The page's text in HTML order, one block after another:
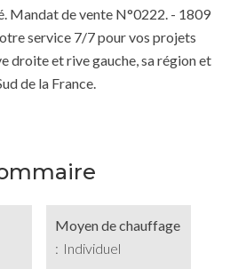
Mandat de vente N°0222. - 1809
service 7/7 pour vos projets
droite et rive gauche, sa région et
de la France.
Moyen de chauffage
Individuel